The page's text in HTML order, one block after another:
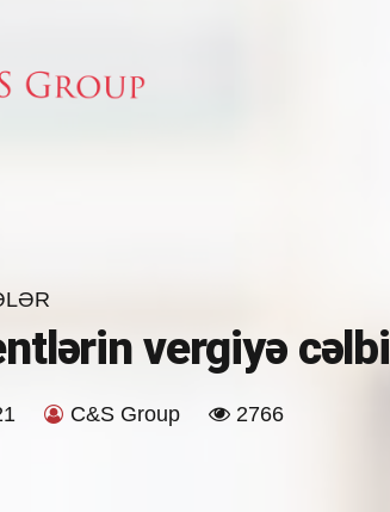
vergiyə cəlbi
C&S Group 2766